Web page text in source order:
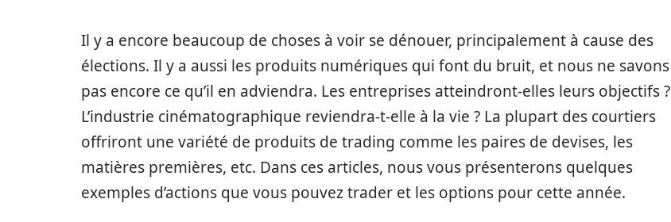
Il y a encore beaucoup de choses à voir se dénouer, principalement à cause des
élections. Il y a aussi les produits numériques qui font du bruit, et nous ne savons
pas encore ce qu’il en adviendra. Les entreprises atteindront-elles leurs objectifs ?
L’industrie cinématographique reviendra-t-elle à la vie ? La plupart des courtiers
offriront une variété de produits de trading comme les paires de devises, les
matières premières, etc. Dans ces articles, nous vous présenterons quelques
exemples d’actions que vous pouvez trader et les options pour cette année.